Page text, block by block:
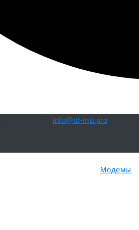
info@td-mp.pro
Модемы